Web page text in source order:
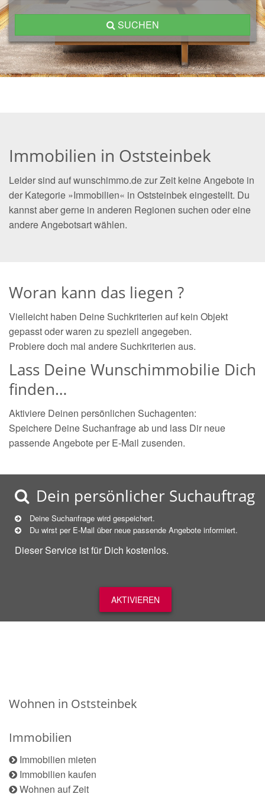
SUCHEN
Immobilien in Oststeinbek
Leider sind auf wunschimmo.de zur Zeit keine Angebote in
der Kategorie »Immobilien« in Oststeinbek eingestellt. Du
kannst aber gerne in anderen Regionen suchen oder eine
andere Angebotsart wählen.
Woran kann das liegen ?
Vielleicht haben Deine Suchkriterien auf kein Objekt
gepasst oder waren zu speziell angegeben.
Probiere doch mal andere Suchkriterien aus.
Lass Deine Wunschimmobilie Dich
finden…
Aktiviere Deinen persönlichen Suchagenten:
Speichere Deine Suchanfrage ab und lass Dir neue
passende Angebote per E-Mail zusenden.
Dein persönlicher Suchauftrag
Deine Suchanfrage wird gespeichert.
Du wirst per E-Mail über neue passende Angebote informiert.
Dieser Service ist für Dich kostenlos.
AKTIVIEREN
Wohnen in Oststeinbek
Immobilien
Immobilien mieten
Immobilien kaufen
Wohnen auf Zeit